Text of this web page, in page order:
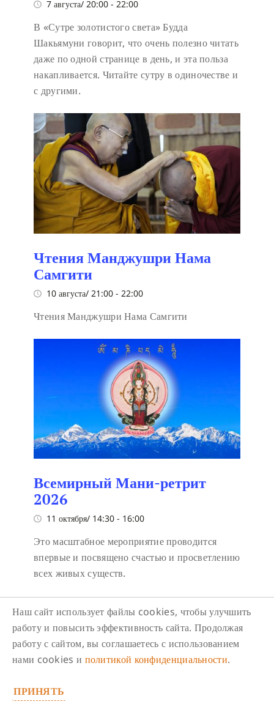
7 августа/ 20:00 - 22:00
В «Сутре золотистого света» Будда
Шакьямуни говорит, что очень полезно читать
даже по одной странице в день, и эта польза
накапливается. Читайте сутру в одиночестве и
с другими.
Чтения Манджушри Нама
Самгити
10 августа/ 21:00 - 22:00
Чтения Манджушри Нама Самгити
Всемирный Мани-ретрит
2026
11 октября/ 14:30 - 16:00
Это масштабное мероприятие проводится
впервые и посвящено счастью и просветлению
всех живых существ.
Следите за нами в соцсетях
Наш сайт использует файлы cookies, чтобы улучшить
работу и повысить эффективность сайта. Продолжая
работу с сайтом, вы соглашаетесь с использованием
нами cookies и политикой конфиденциальности.
ПРИНЯТЬ